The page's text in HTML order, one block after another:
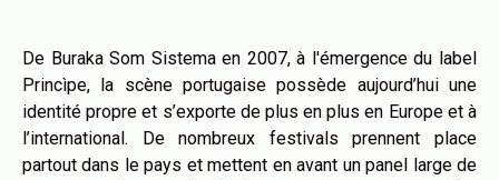
De Buraka Som Sistema en 2007, à l'émergence du label
Princìpe, la scène portugaise possède aujourd’hui une
identité propre et s’exporte de plus en plus en Europe et à
l’international. De nombreux festivals prennent place
partout dans le pays et mettent en avant un panel large de